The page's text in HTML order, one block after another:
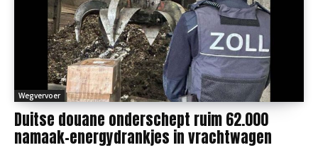
Wegvervoer
Duitse douane onderschept ruim 62.000
namaak-energydrankjes in vrachtwagen